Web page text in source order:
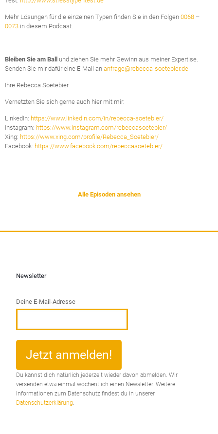
Mehr Lösungen für die einzelnen Typen finden Sie in den Folgen 0068 –
0073 in diesem Podcast.
Bleiben Sie am Ball
und ziehen Sie mehr Gewinn aus meiner Expertise.
Senden Sie mir dafür eine E-Mail an anfrage@rebecca-soetebier.de
Ihre Rebecca Soetebier
Vernetzten Sie sich gerne auch hier mit mir:
LinkedIn: https://www.linkedin.com/in/rebecca-soetebier/
Instagram: https://www.instagram.com/rebeccasoetebier/
Xing: https://www.xing.com/profile/Rebecca_Soetebier/
Facebook: https://www.facebook.com/rebeccasoetebier/
Alle Episoden ansehen
Newsletter
Deine E-Mail-Adresse
Du kannst dich natürlich jederzeit wieder davon abmelden. Wir
versenden etwa einmal wöchentlich einen Newsletter. Weitere
Informationen zum Datenschutz findest du in unserer
Datenschutzerklärung.